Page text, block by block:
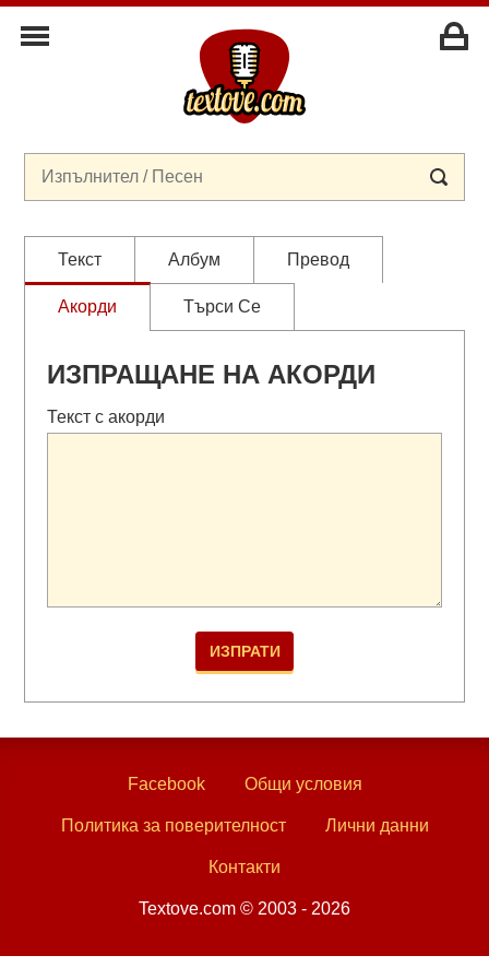
Текст Албум Превод
Акорди Търси Се
ИЗПРАЩАНЕ НА АКОРДИ
Текст с акорди
Facebook Общи условия
Политика за поверителност Лични данни
Контакти
Textove.com © 2003 - 2026